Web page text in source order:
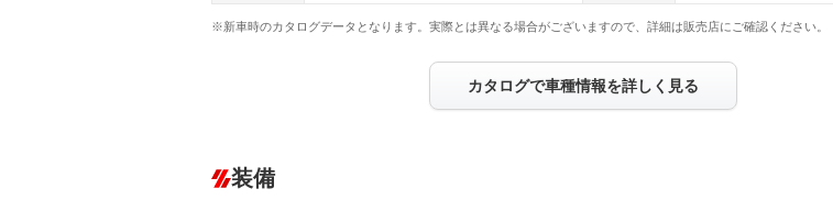
※新車時のカタログデータとなります。実際とは異なる場合がございますので、詳細は販売店にご確認ください。
カタログで車種情報を詳しく見る
装備